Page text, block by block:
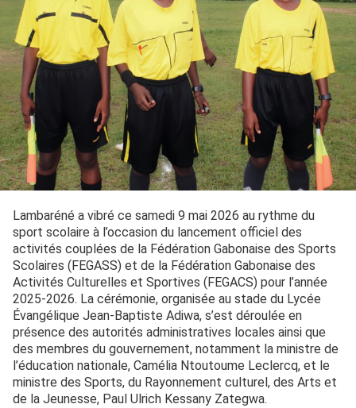
Lambaréné a vibré ce samedi 9 mai 2026 au rythme du
sport scolaire à l’occasion du lancement officiel des
activités couplées de la Fédération Gabonaise des Sports
Scolaires (FEGASS) et de la Fédération Gabonaise des
Activités Culturelles et Sportives (FEGACS) pour l’année
2025-2026. La cérémonie, organisée au stade du Lycée
Évangélique Jean-Baptiste Adiwa, s’est déroulée en
présence des autorités administratives locales ainsi que
des membres du gouvernement, notamment la ministre de
l’éducation nationale, Camélia Ntoutoume Leclercq, et le
ministre des Sports, du Rayonnement culturel, des Arts et
de la Jeunesse, Paul Ulrich Kessany Zategwa.